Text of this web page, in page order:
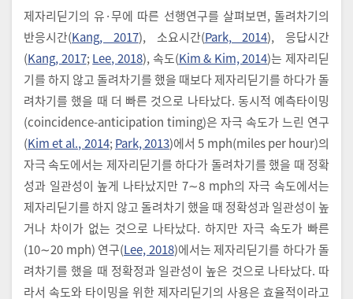
제자리딛기의 유·무에 따른 선행연구를 살펴보면, 돌려차기의
반응시간(Kang, 2017), 소요시간(Park, 2014), 응답시간
(Kang, 2017; Lee, 2018), 속도(Kim & Kim, 2014)는 제자리딛
기를 하지 않고 돌려차기를 했을 때보다 제자리딛기를 하다가 돌
려차기를 했을 때 더 빠른 것으로 나타났다. 동시적 예측타이밍
(coincidence-anticipation timing)은 자극 속도가 느린 연구
(Kim et al., 2014; Park, 2013)에서 5 mph(miles per hour)의
자극 속도에서는 제자리딛기를 하다가 돌려차기를 했을 때 정확
성과 일관성이 높게 나타났지만 7∼8 mph의 자극 속도에서는
제자리딛기를 하지 않고 돌려차기 했을 때 정확성과 일관성이 높
거나 차이가 없는 것으로 나타났다. 하지만 자극 속도가 빠른
(10∼20 mph) 연구(Lee, 2018)에서는 제자리딛기를 하다가 돌
려차기를 했을 때 정확정과 일관성이 높은 것으로 나타났다. 따
라서 속도와 타이밍을 위한 제자리딛기의 사용은 효율적이라고